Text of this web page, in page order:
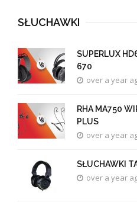
SŁUCHAWKI
SUPERLUX
670
over a year
RHA MA750
PLUS
over a year
SŁUCHAWKI
over a year